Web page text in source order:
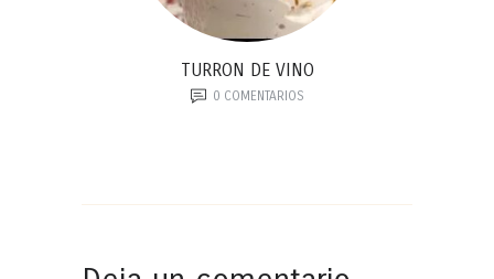
TURRON DE VINO
0COMENTARIOS